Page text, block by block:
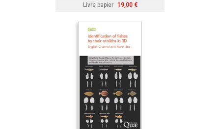
Livre papier 19,00 €